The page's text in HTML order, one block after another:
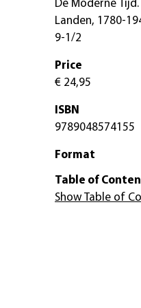
De Moderne
Landen, 1780-
9-1/2
Price
€ 24,95
ISBN
9789048574155
Format
Table of
Show Table of